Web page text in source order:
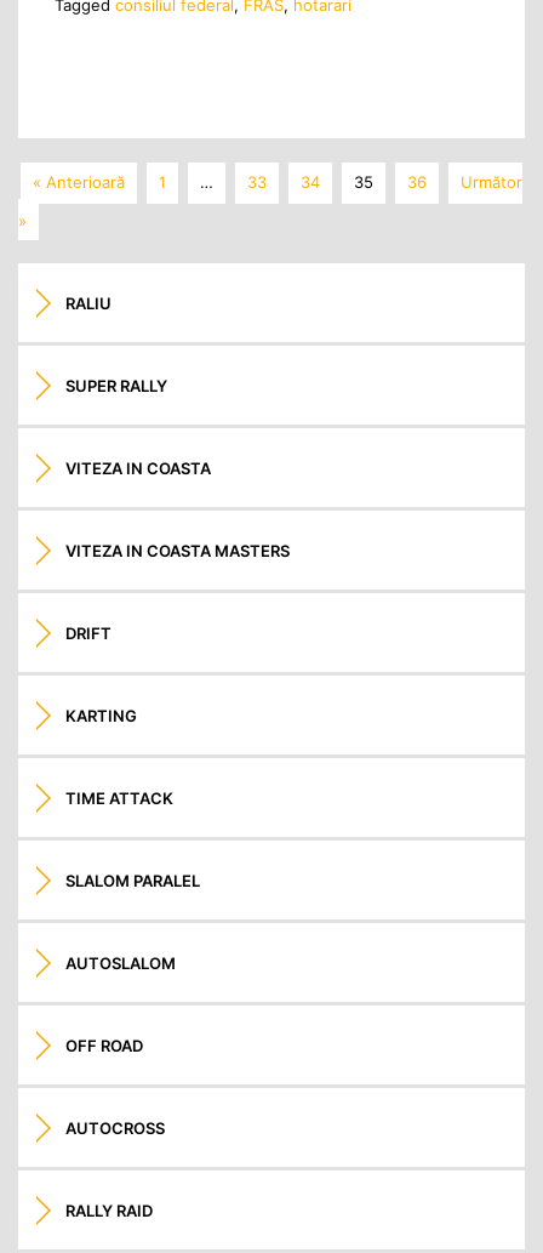
Tagged consiliul federal , FRAS, hotarari
« Anterioară 1 … 33 34 35 36
Următor
»
RALIU
SUPER RALLY
VITEZA IN COASTA
VITEZA IN COASTA MASTERS
DRIFT
KARTING
TIME ATTACK
SLALOM PARALEL
AUTOSLALOM
OFF ROAD
AUTOCROSS
RALLY RAID